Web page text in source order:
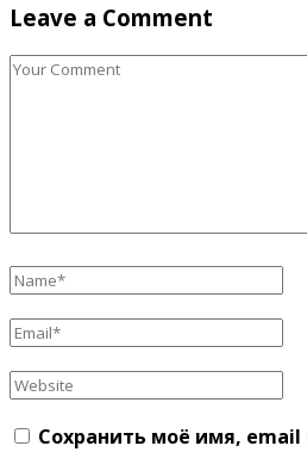
Leave a Comment
Сохранить моё имя, email